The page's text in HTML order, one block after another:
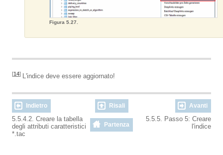
Figura 5.27.
[14] L'indice deve essere aggiornato!
Indietro Risali Avanti
5.5.4.2. Creare la tabella
degli attributi caratteristici
*.tac
Partenza
5.5.5. Passo 5: Creare
l'indice